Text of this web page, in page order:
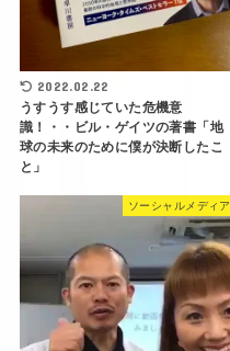
2022.02.22
うすうす感じていた危機意
識！・・ビル・ゲイツの著書「地
球の未来のために僕が決断したこ
と」
ソーシャルメディア